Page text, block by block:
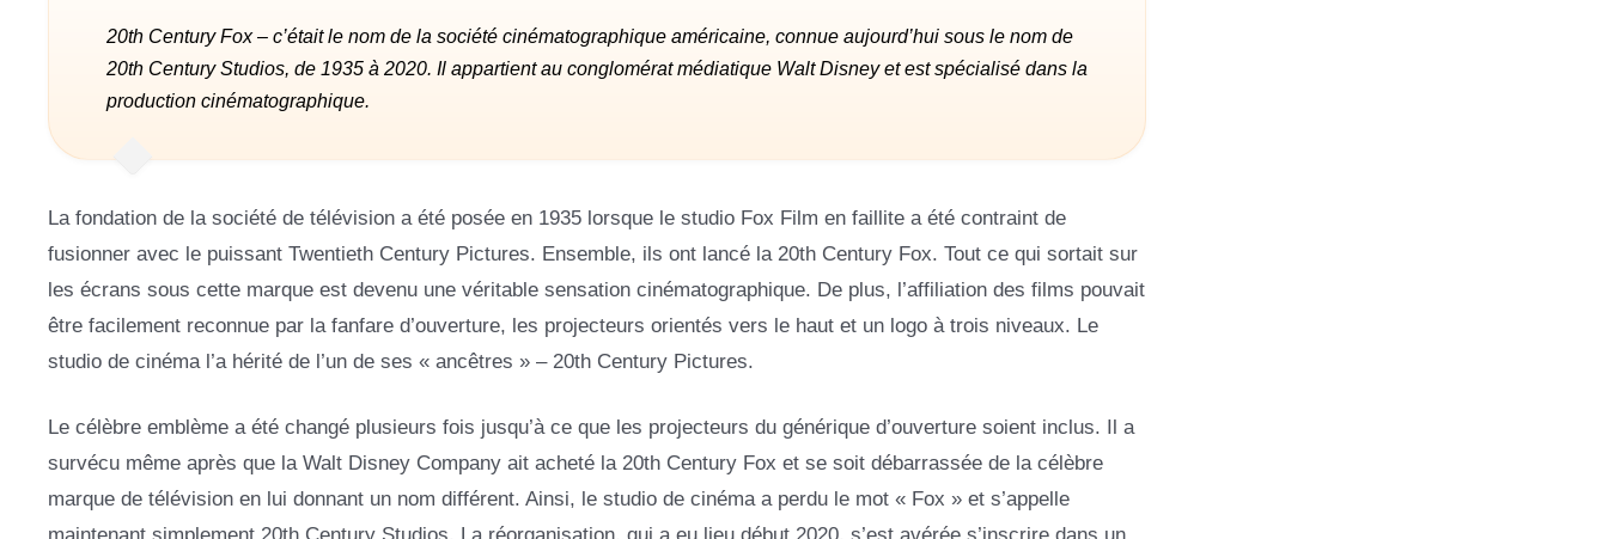
20th Century Fox – c’était le nom de la société cinématographique américaine, connue aujourd’hui sous le nom de
20th Century Studios, de 1935 à 2020. Il appartient au conglomérat médiatique Walt Disney et est spécialisé dans la
production cinématographique.
La fondation de la société de télévision a été posée en 1935 lorsque le studio Fox Film en faillite a été contraint de
fusionner avec le puissant Twentieth Century Pictures. Ensemble, ils ont lancé la 20th Century Fox. Tout ce qui sortait sur
les écrans sous cette marque est devenu une véritable sensation cinématographique. De plus, l’affiliation des films pouvait
être facilement reconnue par la fanfare d’ouverture, les projecteurs orientés vers le haut et un logo à trois niveaux. Le
studio de cinéma l’a hérité de l’un de ses « ancêtres » – 20th Century Pictures.
Le célèbre emblème a été changé plusieurs fois jusqu’à ce que les projecteurs du générique d’ouverture soient inclus. Il a
survécu même après que la Walt Disney Company ait acheté la 20th Century Fox et se soit débarrassée de la célèbre
marque de télévision en lui donnant un nom différent. Ainsi, le studio de cinéma a perdu le mot « Fox » et s’appelle